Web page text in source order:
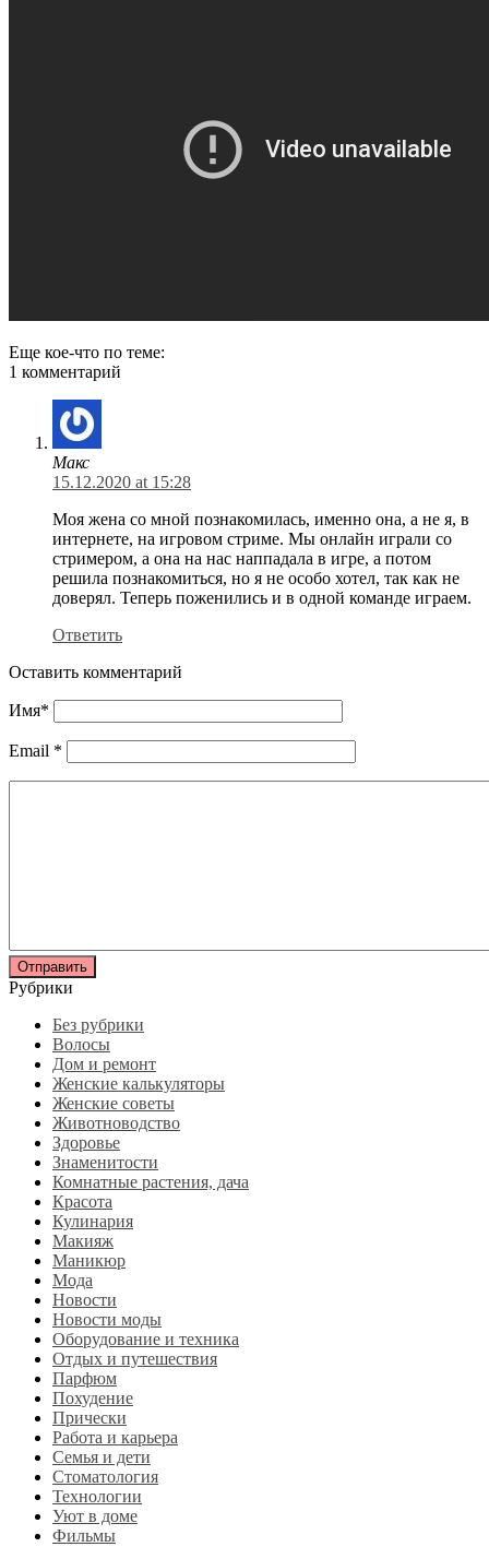
Еще кое-что по теме:
1 комментарий
Макс
15.12.2020 at 15:28
Моя жена со мной познакомилась, именно она, а не я, в
интернете, на игровом стриме. Мы онлайн играли со
стримером, а она на нас наппадала в игре, а потом
решила познакомиться, но я не особо хотел, так как не
доверял. Теперь поженились и в одной команде играем.
Ответить
Оставить комментарий
Имя*
Email *
Рубрики
Без рубрики
Волосы
Дом и ремонт
Женские калькуляторы
Женские советы
Животноводство
Здоровье
Знаменитости
Комнатные растения, дача
Красота
Кулинария
Макияж
Маникюр
Мода
Новости
Новости моды
Оборудование и техника
Отдых и путешествия
Парфюм
Похудение
Прически
Работа и карьера
Семья и дети
Стоматология
Технологии
Уют в доме
Фильмы